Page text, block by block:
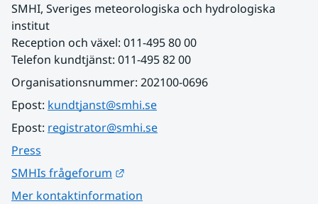
SMHI, Sveriges meteorologiska och hydrologiska
institut
Reception och växel: 011-495 80 00
Telefon kundtjänst: 011-495 82 00
Organisationsnummer: 202100-0696
Epost: kundtjanst@smhi.se
Epost: registrator@smhi.se
Press
SMHIs frågeforum
Mer kontaktinformation